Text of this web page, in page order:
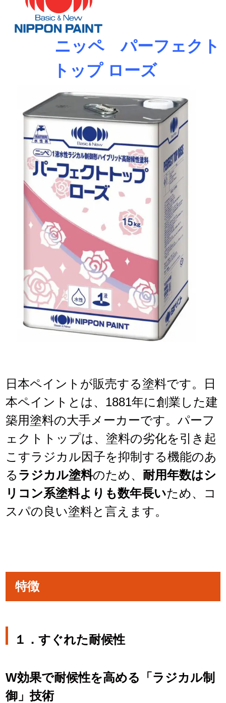
ニッペパーフェクト
トップ ローズ
日本ペイントが販売する塗料です。日
本ペイントとは、1881年に創業した建
築用塗料の大手メーカーです。パーフ
ェクトトップは、塗料の劣化を引き起
こすラジカル因子を抑制する機能のあ
る ラジカル塗料のため、 耐用年数はシ
リコン系塗料よりも数年長いため、コ
スパの良い塗料と言えます。
特徴
１．すぐれた耐候性
W効果で耐候性を高める「ラジカル制
御」技術